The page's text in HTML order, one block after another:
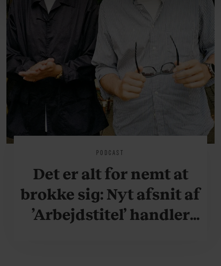
om vores brug af cookies, samarbejdspartnere og
behandling af dine personoplysninger i forbindelse
hermed i både vores
privatlivspolitik og cookiepolitik.
PODCAST
Det er alt for nemt at
brokke sig: Nyt afsnit af
’Arbejdstitel’ handler